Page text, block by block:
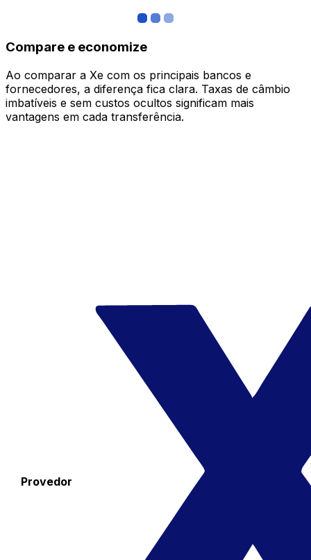
Compare e economize
Ao comparar a Xe com os principais bancos e
fornecedores, a diferença fica clara. Taxas de câmbio
imbatíveis e sem custos ocultos significam mais
vantagens em cada transferência.
Provedor